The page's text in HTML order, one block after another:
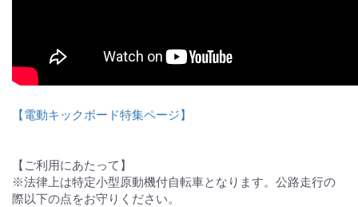
【電動キックボード特集ページ】
【ご利用にあたって】
※法律上は特定小型原動機付自転車となります。公路走行の
際以下の点をお守りください。